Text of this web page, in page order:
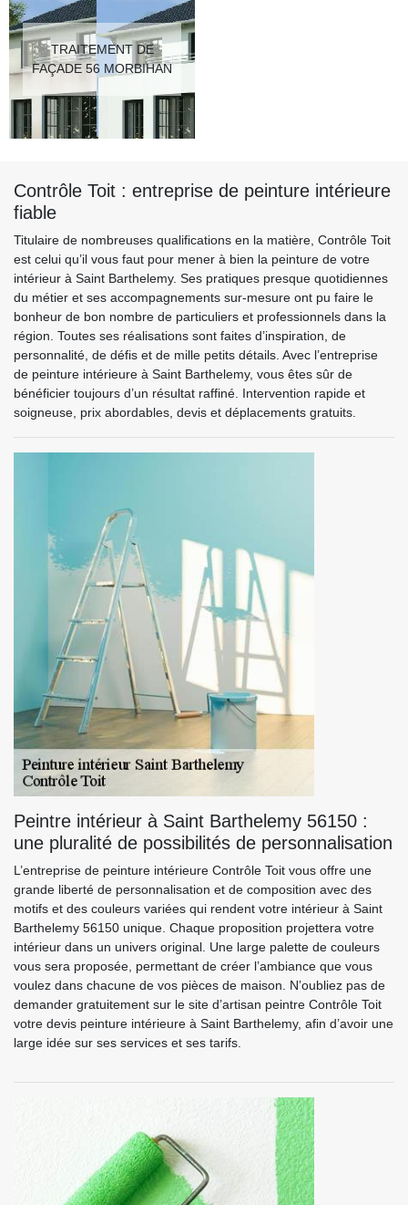
TRAITEMENT DE
FAÇADE 56 MORBIHAN
Contrôle Toit : entreprise de peinture intérieure
fiable
Titulaire de nombreuses qualifications en la matière, Contrôle Toit
est celui qu’il vous faut pour mener à bien la peinture de votre
intérieur à Saint Barthelemy. Ses pratiques presque quotidiennes
du métier et ses accompagnements sur-mesure ont pu faire le
bonheur de bon nombre de particuliers et professionnels dans la
région. Toutes ses réalisations sont faites d’inspiration, de
personnalité, de défis et de mille petits détails. Avec l’entreprise
de peinture intérieure à Saint Barthelemy, vous êtes sûr de
bénéficier toujours d’un résultat raffiné. Intervention rapide et
soigneuse, prix abordables, devis et déplacements gratuits.
Peintre intérieur à Saint Barthelemy 56150 :
une pluralité de possibilités de personnalisation
L’entreprise de peinture intérieure Contrôle Toit vous offre une
grande liberté de personnalisation et de composition avec des
motifs et des couleurs variées qui rendent votre intérieur à Saint
Barthelemy 56150 unique. Chaque proposition projettera votre
intérieur dans un univers original. Une large palette de couleurs
vous sera proposée, permettant de créer l’ambiance que vous
voulez dans chacune de vos pièces de maison. N’oubliez pas de
demander gratuitement sur le site d’artisan peintre Contrôle Toit
votre devis peinture intérieure à Saint Barthelemy, afin d’avoir une
large idée sur ses services et ses tarifs.